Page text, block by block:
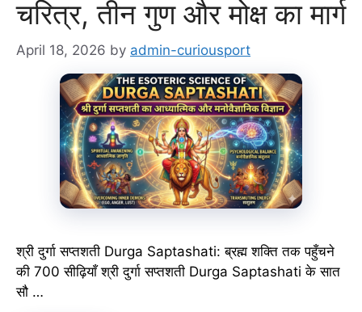
चरित्र, तीन गुण और मोक्ष का मार्ग
April 18, 2026 by admin-curiousport
श्री दुर्गा सप्तशती Durga Saptashati: ब्रह्म शक्ति तक पहुँचने
की 700 सीढ़ियाँ श्री दुर्गा सप्तशती Durga Saptashati के सात
सौ …